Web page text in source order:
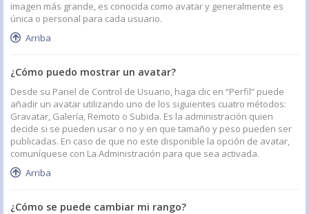
imagen más grande, es conocida como avatar y generalmente es
única o personal para cada usuario.
Arriba
¿Cómo puedo mostrar un avatar?
Desde su Panel de Control de Usuario, haga clic en “Perfil” puede
añadir un avatar utilizando uno de los siguientes cuatro métodos:
Gravatar, Galería, Remoto o Subida. Es la administración quien
decide si se pueden usar o no y en que tamaño y peso pueden ser
publicadas. En caso de que no este disponible la opción de avatar,
comuníquese con La Administración para que sea activada.
Arriba
¿Cómo se puede cambiar mi rango?